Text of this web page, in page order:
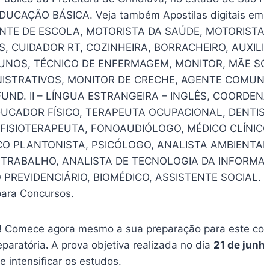
BÁSICA. Veja também Apostilas digitais
DE ESCOLA, MOTORISTA DA SAÚDE,
CUIDADOR RT, COZINHEIRA, BORRACHEIRO,
TÉCNICO DE ENFERMAGEM, MONITOR, MÃE
MONITOR DE CRECHE, AGENTE
II – LÍNGUA ESTRANGEIRA – INGLÊS,
FÍSICO, TERAPEUTA OCUPACIONAL,
FONOAUDIÓLOGO, MÉDICO
PLANTONISTA, PSICÓLOGO, ANALISTA
ANALISTA DE TECNOLOGIA DA
BIOMÉDICO, ASSISTENTE SOCIAL.
Concursos.
Comece agora mesmo a sua preparação para este
. A prova objetiva realizada no dia 21 de
intensificar os estudos.